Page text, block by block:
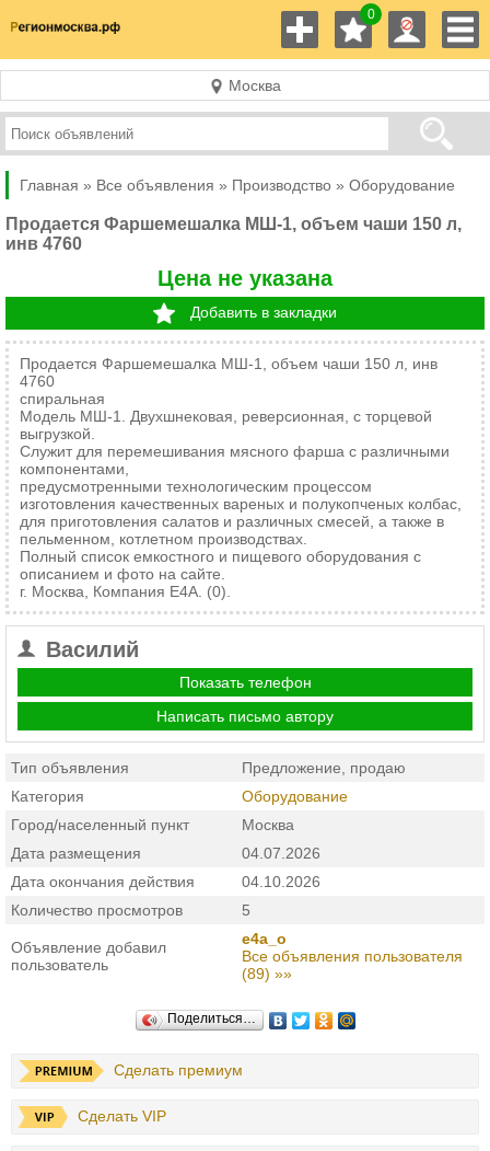
0
Москва
Главная » Все объявления » Производство » Оборудование
Продается Фаршемешалка МШ-1, объем чаши 150 л,
инв 4760
Цена не указана
Добавить в закладки
Продается Фаршемешалка МШ-1, объем чаши 150 л, инв
4760
спиральная
Модель МШ-1. Двухшнековая, реверсионная, с торцевой
выгрузкой.
Служит для перемешивания мясного фарша с различными
компонентами,
предусмотренными технологическим процессом
изготовления качественных вареных и полукопченых колбас,
для приготовления салатов и различных смесей, а также в
пельменном, котлетном производствах.
Полный список емкостного и пищевого оборудования с
описанием и фото на сайте.
г. Москва, Компания Е4А. (0).
Василий
Показать телефон
Написать письмо автору
Тип объявления
Предложение, продаю
Категория
Оборудование
Город/населенный пункт
Москва
Дата размещения
04.07.2026
Дата окончания действия
04.10.2026
Количество просмотров
5
Объявление добавил
пользователь
e4a_o
Все объявления пользователя
(89) »»
Поделиться…
Сделать премиум
Сделать VIP